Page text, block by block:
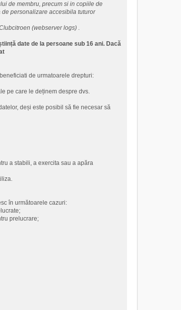
de membru, precum si in copiile de
personalizare accesibila tuturor
(webserver logs) .
date de la persoane sub 16 ani. Dacă
de urmatoarele drepturi:
pe care le deținem despre dvs.
deși este posibil să fie necesar să
a stabili, a exercita sau a apăra
în următoarele cazuri:
prelucrare;